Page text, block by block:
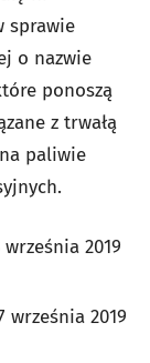
sprawie
o nazwie
ponoszą
z trwałą
paliwie
2019
2019